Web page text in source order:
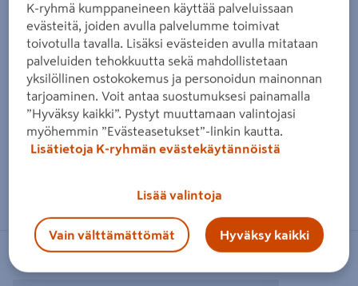
K-ryhmä kumppaneineen käyttää palveluissaan
evästeitä, joiden avulla palvelumme toimivat
toivotulla tavalla. Lisäksi evästeiden avulla mitataan
palveluiden tehokkuutta sekä mahdollistetaan
yksilöllinen ostokokemus ja personoidun mainonnan
tarjoaminen. Voit antaa suostumuksesi painamalla
”Hyväksy kaikki”. Pystyt muuttamaan valintojasi
myöhemmin ”Evästeasetukset”-linkin kautta.
Lisätietoja K-ryhmän evästekäytännöistä
Lisää valintoja
Vain välttämättömät Hyväksy kaikki